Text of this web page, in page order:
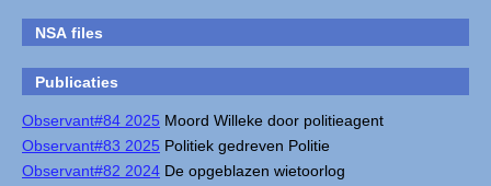
NSA files
Publicaties
Observant#84 2025 Moord Willeke door politieagent
Observant#83 2025 Politiek gedreven Politie
Observant#82 2024 De opgeblazen wietoorlog